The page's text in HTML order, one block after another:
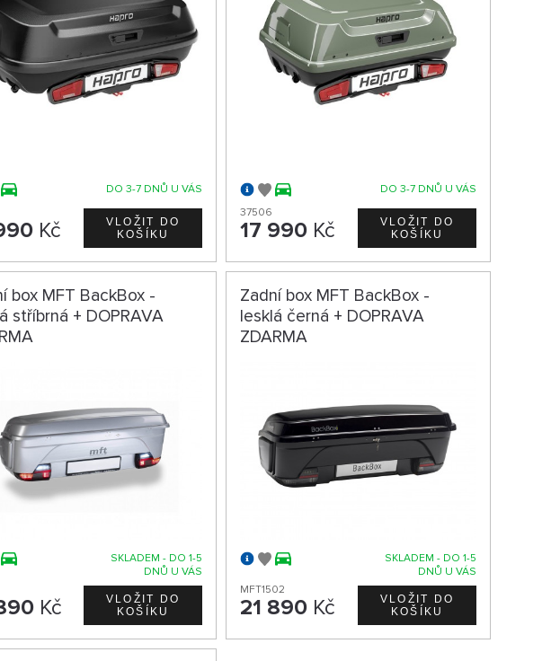
DO 3-7 DNŮ U VÁS
Kč
DO 3-7 DNŮ U VÁS
37506
17 990Kč
box MFT BackBox -
stříbrná + DOPRAVA
SKLADEM - DO 1-5
DNŮ U VÁS
Kč
Zadní box MFT BackBox -
lesklá černá + DOPRAVA
ZDARMA
SKLADEM - DO 1-5
DNŮ U VÁS
MFT1502
21 890Kč